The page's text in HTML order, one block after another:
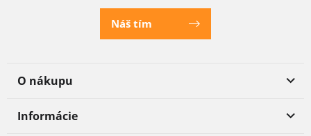
Náš tím
O nákupu
Informácie